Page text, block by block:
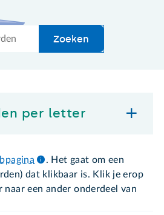
Zoeken
per letter
. Het gaat om een
dat klikbaar is. Klik je erop
naar een ander onderdeel van